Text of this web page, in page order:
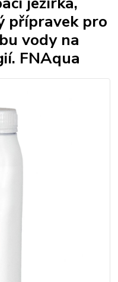
přípravek pro
vody na
FNAqua